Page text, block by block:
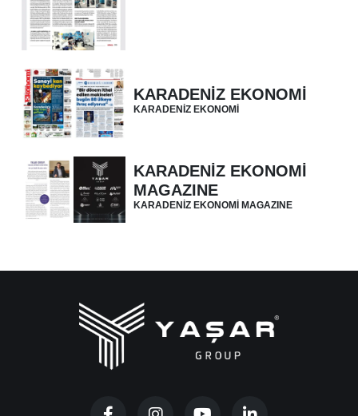
KARADENİZ EKONOMİ
KARADENİZ EKONOMİ
KARADENİZ EKONOMİ
MAGAZINE
KARADENİZ EKONOMİ MAGAZINE